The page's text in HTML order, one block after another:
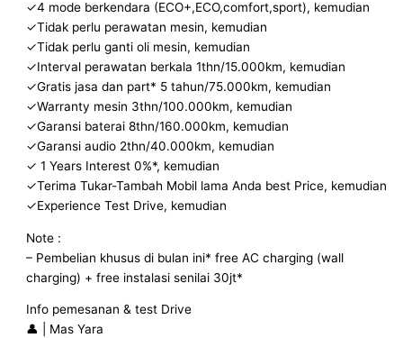
✓4 mode berkendara (ECO+,ECO,comfort,sport), kemudian
✓Tidak perlu perawatan mesin, kemudian
✓Tidak perlu ganti oli mesin, kemudian
✓Interval perawatan berkala 1thn/15.000km, kemudian
✓Gratis jasa dan part* 5 tahun/75.000km, kemudian
✓Warranty mesin 3thn/100.000km, kemudian
✓Garansi baterai 8thn/160.000km, kemudian
✓Garansi audio 2thn/40.000km, kemudian
✓ 1 Years Interest 0%*, kemudian
✓Terima Tukar-Tambah Mobil lama Anda best Price, kemudian
✓Experience Test Drive, kemudian
Note :
– Pembelian khusus di bulan ini* free AC charging (wall
charging) + free instalasi senilai 30jt*
Info pemesanan & test Drive
👤 | Mas Yara